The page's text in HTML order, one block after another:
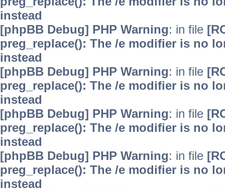
instead
[phpBB Debug] PHP Warning: in file
preg_replace(): The /e modifier is no
instead
[phpBB Debug] PHP Warning: in file
preg_replace(): The /e modifier is no
instead
[phpBB Debug] PHP Warning: in file
preg_replace(): The /e modifier is no
instead
[phpBB Debug] PHP Warning: in file
preg_replace(): The /e modifier is no
instead